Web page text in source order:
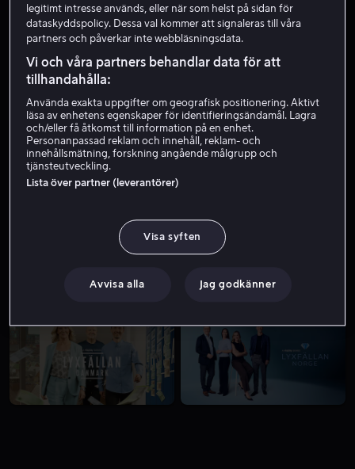
Ny säsong 24 aug
legitimt intresse används, eller när som helst på sidan för
dataskyddspolicy. Dessa val kommer att signaleras till våra
partners och påverkar inte webbläsningsdata.
Vi och våra partners behandlar data för att
tillhandahålla:
Använda exakta uppgifter om geografisk positionering. Aktivt
läsa av enhetens egenskaper för identifieringsändamål. Lagra
och/eller få åtkomst till information på en enhet.
Personanpassad reklam och innehåll, reklam- och
innehållsmätning, forskning angående målgrupp och
tjänsteutveckling.
Lista över partner (leverantörer)
Visa syften
Avvisa alla Jag godkänner